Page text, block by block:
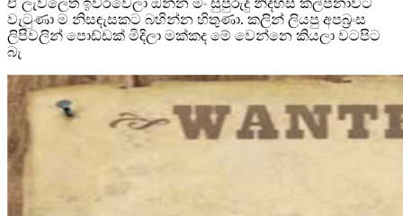
වැටුණා ම නිසඳැසකට බහින්න හිතුණා. කලින් ලියපු අපබ්‍රංස
ලිපිවලින් පොඩ්ඩක් මිදිලා මක්කද මේ වෙන්නෙ කියලා වටපිට
බැ